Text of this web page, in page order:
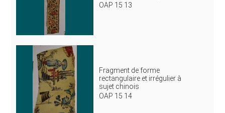
OAP 15 13
Fragment de forme
rectangulaire et irrégulier à
sujet chinois
OAP 15 14